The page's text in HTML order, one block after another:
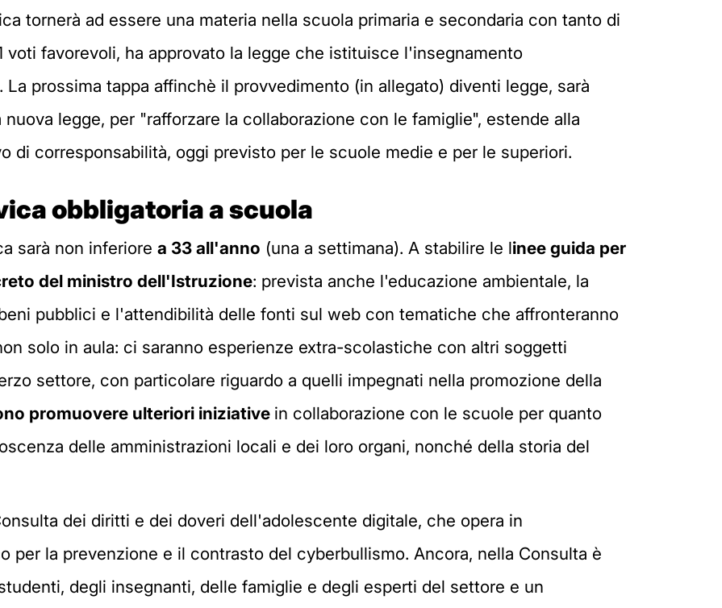
tornerà ad essere una materia nella scuola primaria e secondaria con tanto di
voti favorevoli, ha approvato la legge che istituisce l'insegnamento
prossima tappa affinchè il provvedimento (in allegato) diventi legge, sarà
legge, per "rafforzare la collaborazione con le famiglie", estende alla
di corresponsabilità, oggi previsto per le scuole medie e per le superiori.
obbligatoria a scuola
sarà non inferiore a 33 all'anno (una a settimana). A stabilire le linee guida per
del ministro dell'Istruzione: prevista anche l'educazione ambientale, la
pubblici e l'attendibilità delle fonti sul web con tematiche che affronteranno
solo in aula: ci saranno esperienze extra-scolastiche con altri soggetti
settore, con particolare riguardo a quelli impegnati nella promozione della
promuovere ulteriori iniziative in collaborazione con le scuole per quanto
delle amministrazioni locali e dei loro organi, nonché della storia del
dei diritti e dei doveri dell'adolescente digitale, che opera in
per la prevenzione e il contrasto del cyberbullismo. Ancora, nella Consulta è
degli insegnanti, delle famiglie e degli esperti del settore e un